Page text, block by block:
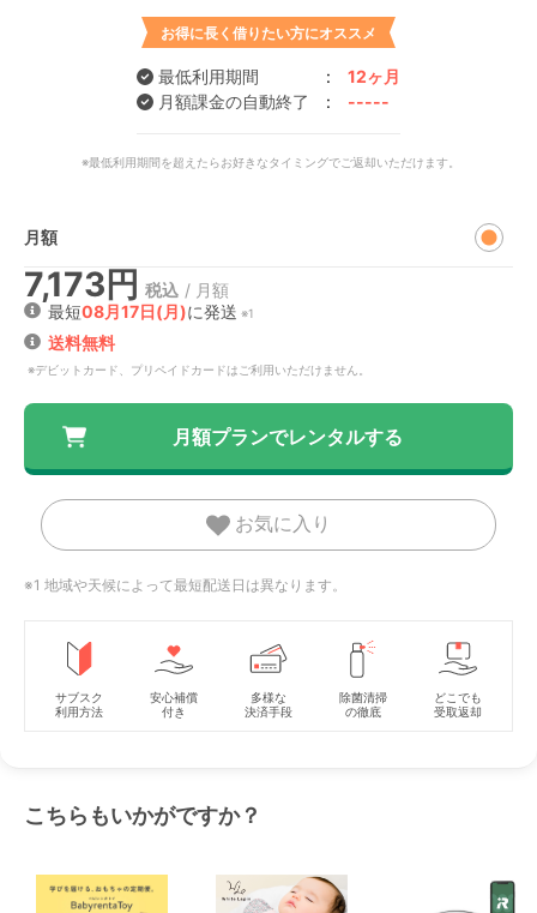
お得に長く借りたい方にオススメ
最低利用期間
12ヶ月
月額課金の自動終了
-----
※最低利用期間を超えたらお好きなタイミングでご返却いただけます。
月額
7,173円
/ 月額
最短08月17日(月)に発送 ※1
送料無料
※デビットカード、プリペイドカードはご利用いただけません。
月額プランでレンタルする
お気に入り
※1 地域や天候によって最短配送日は異なります。
サブスク
利用方法
安心補償
付き
多様な
決済手段
除菌清掃
の徹底
どこでも
受取返却
こちらもいかがですか？